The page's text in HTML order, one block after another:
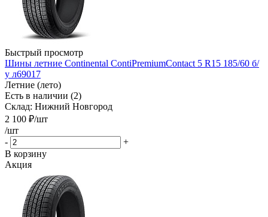
Быстрый просмотр
Шины летние Continental ContiPremiumContact 5 R15 185/60 б/
у л69017
Летние (лето)
Есть в наличии (2)
Склад: Нижний Новгород
2 100 ₽/шт
/шт
-
+
В корзину
Акция